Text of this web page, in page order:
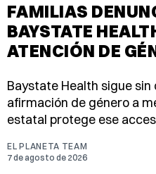
FAMILIAS
BAYSTATE
ATENCIÓN DE
Baystate Health sigue
afirmación de género a
estatal protege ese
EL PLANETA TEAM
7 de agosto de 2026